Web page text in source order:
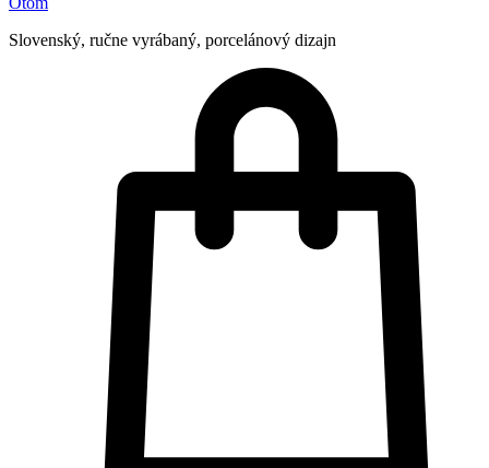
Slovenský, ručne vyrábaný, porcelánový dizajn